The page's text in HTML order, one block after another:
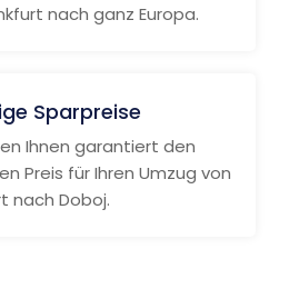
nach ganz Europa.
Sparpreise
Ihnen garantiert den
Preis für Ihren Umzug von
nach Doboj.